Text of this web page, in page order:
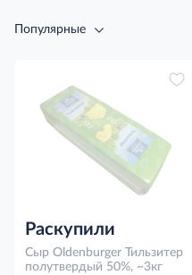
Популярные
Раскупили
Сыр Oldenburger Тильзитер
полутвердый 50%, ~3кг